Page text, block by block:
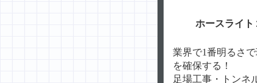
ホースライト
業界で1番明るさ
を確保する！
足場工事・トンネ